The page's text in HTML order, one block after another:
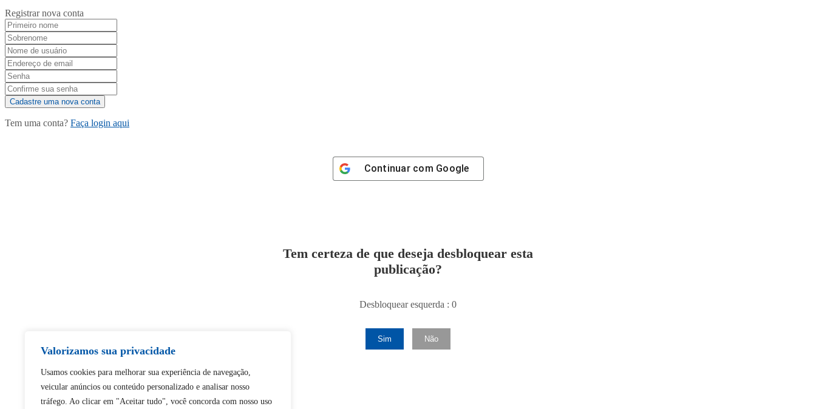
Valorizamos sua privacidade
Usamos cookies para melhorar sua experiência de navegação,
veicular anúncios ou conteúdo personalizado e analisar nosso
tráfego. Ao clicar em "Aceitar tudo", você concorda com nosso uso
Registrar nova conta
Tem uma conta? Faça login aqui
Continuar com Google
Tem certeza de que deseja desbloquear esta
publicação?
Desbloquear esquerda : 0
Sim Não